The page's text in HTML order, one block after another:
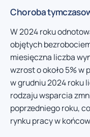
Choroba
W 2024 roku
objętych
miesięczna liczba
wzrost o około 5% w
w grudniu 2024 roku
rodzaju wsparcia
poprzedniego roku,
rynku pracy w